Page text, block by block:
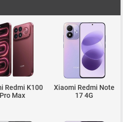
Redmi K100
Pro Max
Xiaomi Redmi Note
17 4G